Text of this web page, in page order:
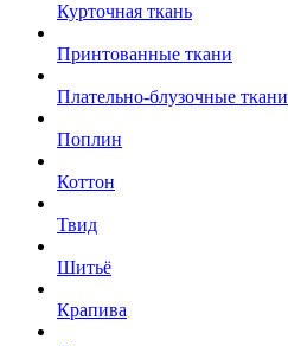
Курточная ткань
Принтованные ткани
Плательно-блузочные ткани
Поплин
Коттон
Твид
Шитьё
Крапива